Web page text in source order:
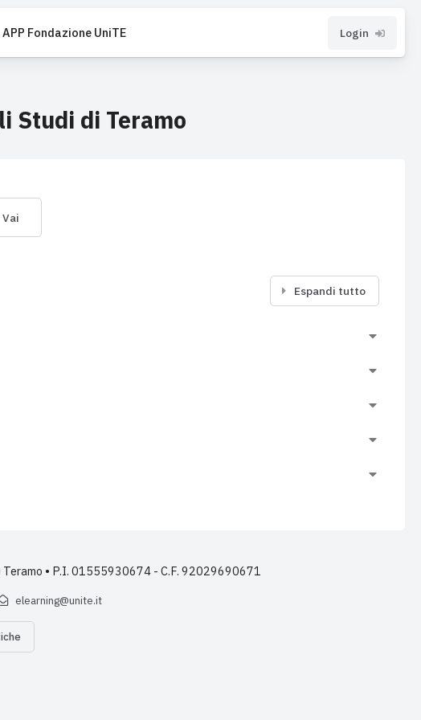
APP Fondazione UniTE Login
Studi di Teramo
Vai
Espandi tutto
• P.I. 01555930674 - C.F. 92029690671
elearning@unite.it